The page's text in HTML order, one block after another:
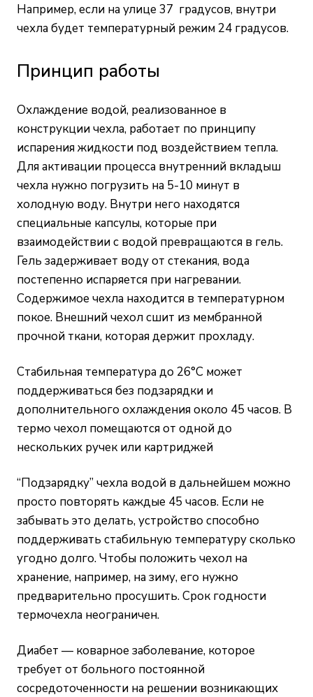
Например, если на улице 37 градусов, внутри
чехла будет температурный режим 24 градусов.
Принцип работы
Охлаждение водой, реализованное в
конструкции чехла, работает по принципу
испарения жидкости под воздействием тепла.
Для активации процесса внутренний вкладыш
чехла нужно погрузить на 5-10 минут в
холодную воду. Внутри него находятся
специальные капсулы, которые при
взаимодействии с водой превращаются в гель.
Гель задерживает воду от стекания, вода
постепенно испаряется при нагревании.
Содержимое чехла находится в температурном
покое. Внешний чехол сшит из мембранной
прочной ткани, которая держит прохладу.
Стабильная температура до 26°С может
поддерживаться без подзарядки и
дополнительного охлаждения около 45 часов. В
термо чехол помещаются от одной до
нескольких ручек или картриджей
“Подзарядку” чехла водой в дальнейшем можно
просто повторять каждые 45 часов. Если не
забывать это делать, устройство способно
поддерживать стабильную температуру сколько
угодно долго. Чтобы положить чехол на
хранение, например, на зиму, его нужно
предварительно просушить. Срок годности
термочехла неограничен.
Диабет — коварное заболевание, которое
требует от больного постоянной
сосредоточенности на решении возникающих